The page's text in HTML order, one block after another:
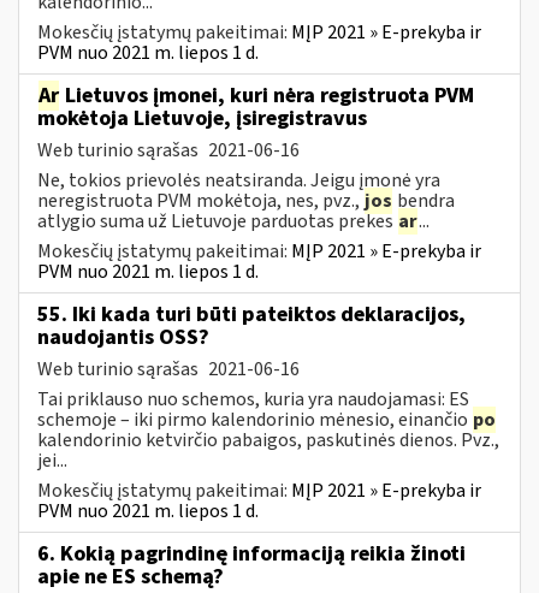
Mokesčių įstatymų pakeitimai: MĮP 2021 » E-prekyba ir
PVM nuo 2021 m. liepos 1 d.
Ar Lietuvos įmonei, kuri nėra registruota PVM
mokėtoja Lietuvoje, įsiregistravus
Web turinio sąrašas 2021-06-16
Ne, tokios prievolės neatsiranda. Jeigu įmonė yra
neregistruota PVM mokėtoja, nes, pvz., jos bendra
atlygio suma už Lietuvoje parduotas prekes ar...
Mokesčių įstatymų pakeitimai: MĮP 2021 » E-prekyba ir
PVM nuo 2021 m. liepos 1 d.
55. Iki kada turi būti pateiktos deklaracijos,
naudojantis OSS?
Web turinio sąrašas 2021-06-16
Tai priklauso nuo schemos, kuria yra naudojamasi: ES
schemoje – iki pirmo kalendorinio mėnesio, einančio po
kalendorinio ketvirčio pabaigos, paskutinės dienos. Pvz.,
jei...
Mokesčių įstatymų pakeitimai: MĮP 2021 » E-prekyba ir
PVM nuo 2021 m. liepos 1 d.
6. Kokią pagrindinę informaciją reikia žinoti
apie ne ES schemą?